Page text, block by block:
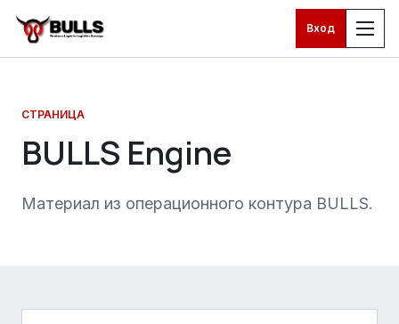
Перейти к основному контенту Вход
СТРАНИЦА
BULLS Engine
Материал из операционного контура BULLS.